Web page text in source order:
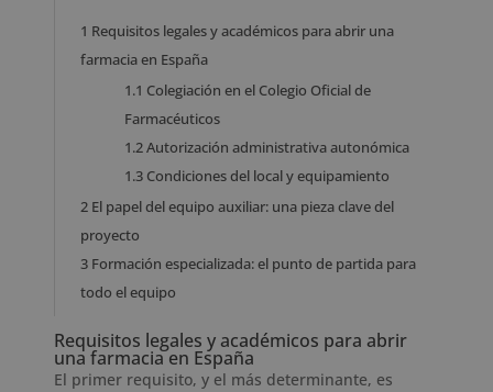
1 Requisitos legales y académicos para abrir una
farmacia en España
1.1 Colegiación en el Colegio Oficial de
Farmacéuticos
1.2Autorización administrativa autonómica
1.3Condiciones del local y equipamiento
2El papel del equipo auxiliar: una pieza clave del
proyecto
3Formación especializada: el punto de partida para
todo el equipo
Requisitos legales y académicos para abrir
una farmacia en España
El primer requisito, y el más determinante, es